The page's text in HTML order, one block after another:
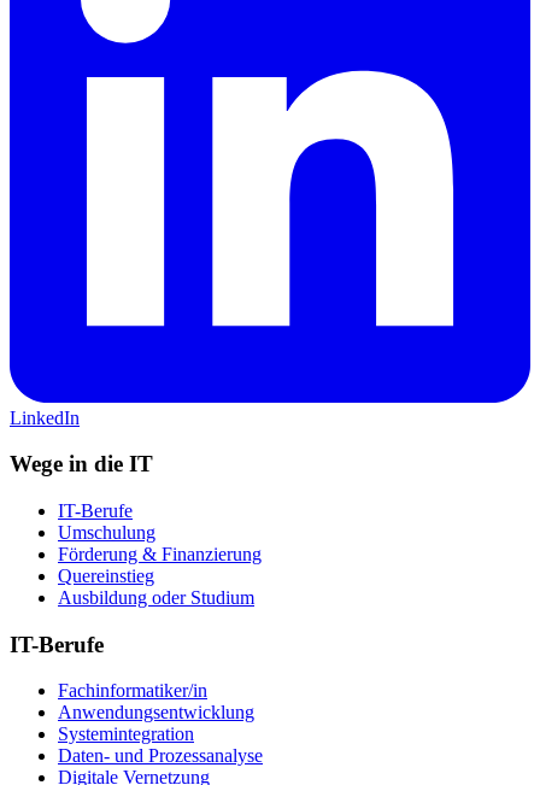
LinkedIn
Wege in die IT
IT-Berufe
Umschulung
Förderung & Finanzierung
Quereinstieg
Ausbildung oder Studium
IT-Berufe
Fachinformatiker/in
Anwendungsentwicklung
Systemintegration
Daten- und Prozessanalyse
Digitale Vernetzung